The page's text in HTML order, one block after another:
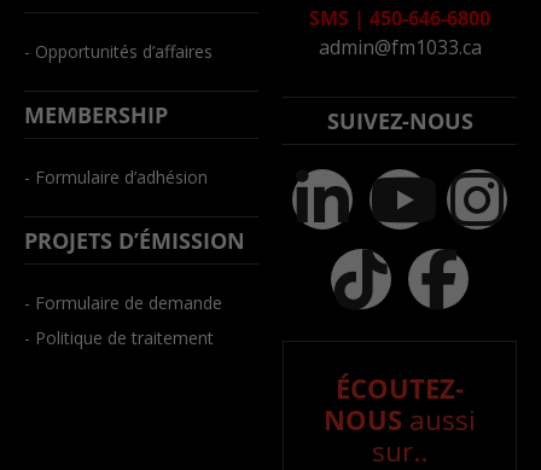
- Opportunités d’affaires
MEMBERSHIP
- Formulaire d’adhésion
PROJETS D’ÉMISSION
- Formulaire de demande
- Politique de traitement
SMS | 450-646-6800
admin@fm1033.ca
SUIVEZ-NOUS
ÉCOUTEZ-
NOUS aussi
sur..